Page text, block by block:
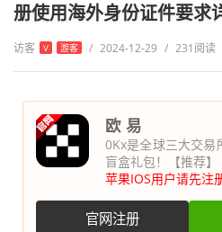
册使用海外身份证件要求
访客 V 游客 / 2024-12-29 / 231阅读
欧 易
0Kx是全球三大交易
盲盒礼包！【推荐】
苹果IOS用户请先注
官网注册